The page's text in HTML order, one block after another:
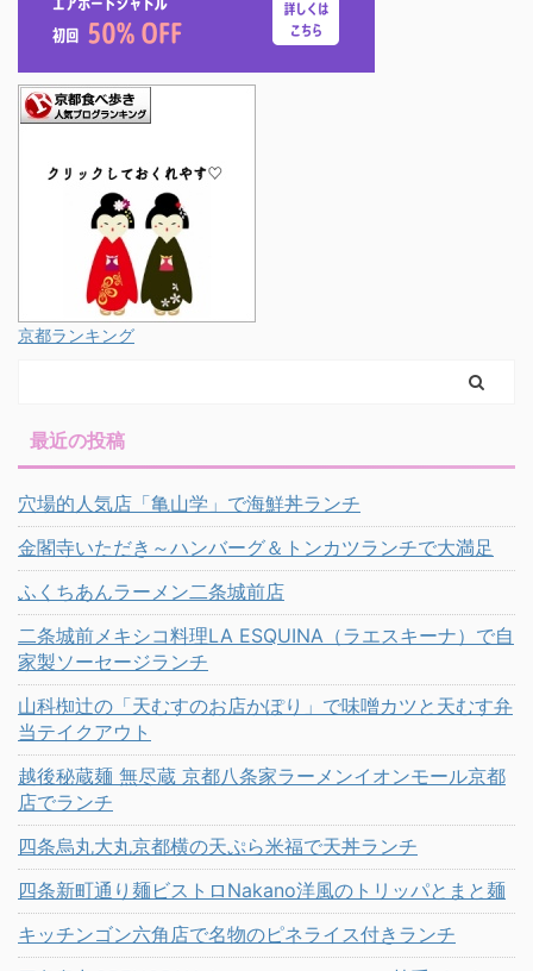
京都ランキング
最近の投稿
穴場的人気店「亀山学」で海鮮丼ランチ
金閣寺いただき～ハンバーグ＆トンカツランチで大満足
ふくちあんラーメン二条城前店
二条城前メキシコ料理LA ESQUINA（ラエスキーナ）で自
家製ソーセージランチ
山科椥辻の「天むすのお店かぽり」で味噌カツと天むす弁
当テイクアウト
越後秘蔵麺 無尽蔵 京都八条家ラーメンイオンモール京都
店でランチ
四条烏丸大丸京都横の天ぷら米福で天丼ランチ
四条新町通り麺ビストロNakano洋風のトリッパとまと麺
キッチンゴン六角店で名物のピネライス付きランチ